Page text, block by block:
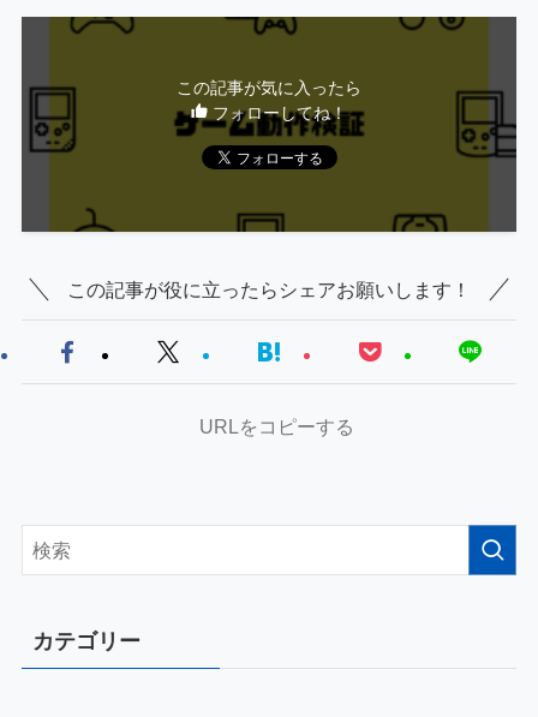
この記事が気に入ったら
フォローしてね！
この記事が役に立ったらシェアお願いします！
URLをコピーする
カテゴリー